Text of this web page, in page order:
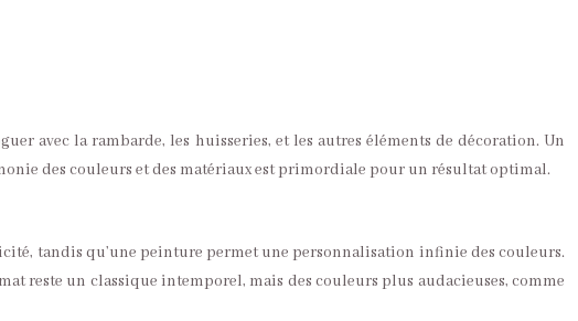
avec la rambarde, les huisseries, et les autres éléments de décoration. Un
des couleurs et des matériaux est primordiale pour un résultat optimal.
tandis qu’une peinture permet une personnalisation infinie des couleurs.
reste un classique intemporel, mais des couleurs plus audacieuses, comme